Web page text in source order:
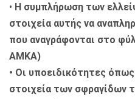
• Η συμπλήρωση των
στοιχεία αυτής να
που αναγράφονται στο
ΑΜΚΑ)
• Οι υποειδικότητες
στοιχεία των σφραγίδων